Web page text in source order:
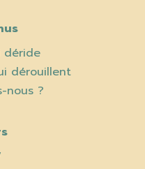
déride
dérouillent
nous ?